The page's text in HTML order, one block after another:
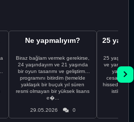
Ne yapmalıyım?
Biraz bağlam vermek gerekirse,
24 yaşındayım ve 21 yaşında
bir oyun tasarımı ve geliştirme
programını bitirdim (temelde
yaklaşık bir buçuk yıl süren
resmi olmayan bir yüksek lisans
e�...
29.05.2026 0
25
ve yanlış
cesaretimin